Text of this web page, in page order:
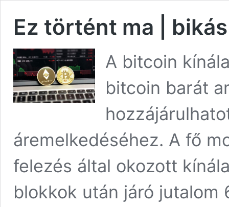
Ez történt ma |
A bitcoin
bitcoin barát
áremelkedéséhez. A fő
felezés által okozott
blokkok után járó jutalom